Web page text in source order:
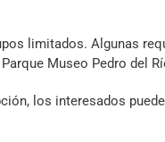
limitados. Algunas
Museo Pedro del
los interesados